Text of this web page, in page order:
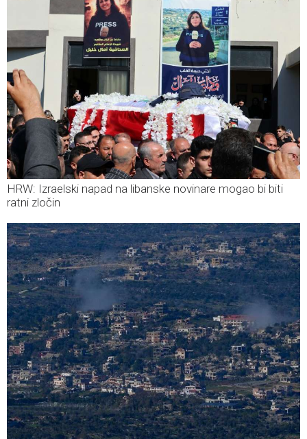
HRW: Izraelski napad na libanske novinare mogao bi biti
ratni zločin